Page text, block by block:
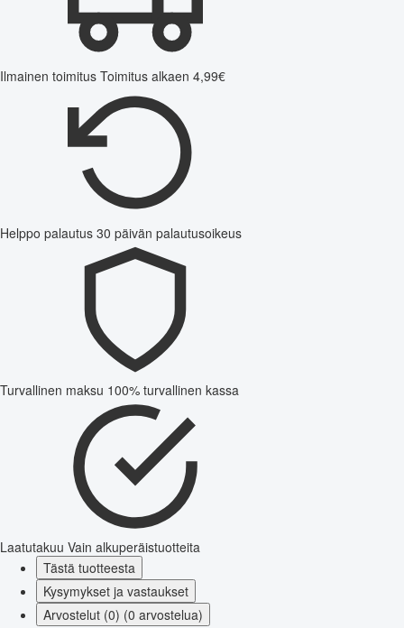
Ilmainen toimitus Toimitus alkaen 4,99€
Helppo palautus 30 päivän palautusoikeus
Turvallinen maksu 100% turvallinen kassa
Laatutakuu Vain alkuperäistuotteita
Tästä tuotteesta
Kysymykset ja vastaukset
Arvostelut (0) (0 arvostelua)